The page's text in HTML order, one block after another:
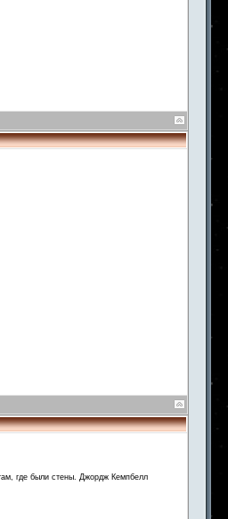
где были стены. Джордж Кемпбелл